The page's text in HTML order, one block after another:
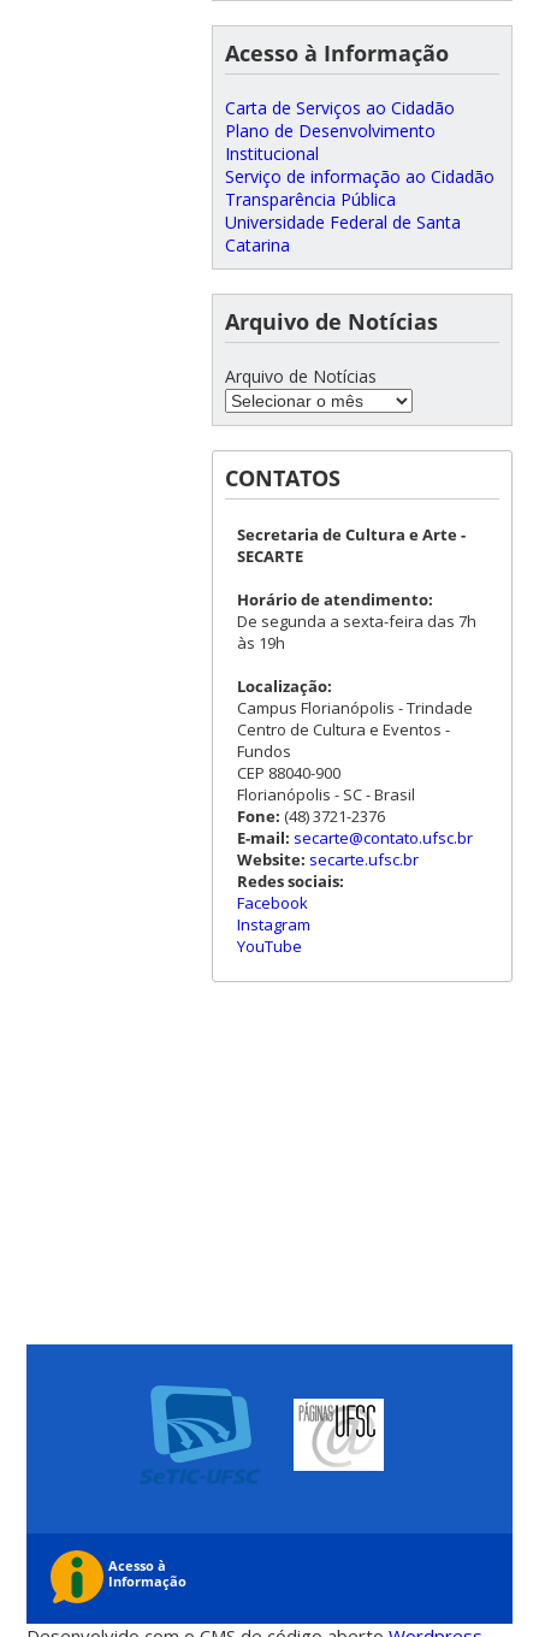
Acesso à Informação
Carta de Serviços ao Cidadão
Plano de Desenvolvimento
Institucional
Serviço de informação ao Cidadão
Transparência Pública
Universidade Federal de Santa
Catarina
Arquivo de Notícias
Arquivo de Notícias
CONTATOS
Secretaria de Cultura e Arte -
SECARTE
Horário de atendimento:
De segunda a sexta-feira das 7h
às 19h
Localização:
Campus Florianópolis - Trindade
Centro de Cultura e Eventos -
Fundos
CEP 88040-900
Florianópolis - SC - Brasil
Fone: (48) 3721-2376
E-mail: secarte@contato.ufsc.br
Website: secarte.ufsc.br
Redes sociais:
Facebook
Instagram
YouTube